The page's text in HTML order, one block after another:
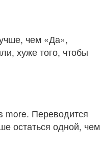
чем «Да»,
хуже того, чтобы
more. Переводится
остаться одной, чем